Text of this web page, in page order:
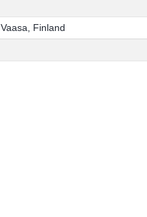
Vaasa, Finland